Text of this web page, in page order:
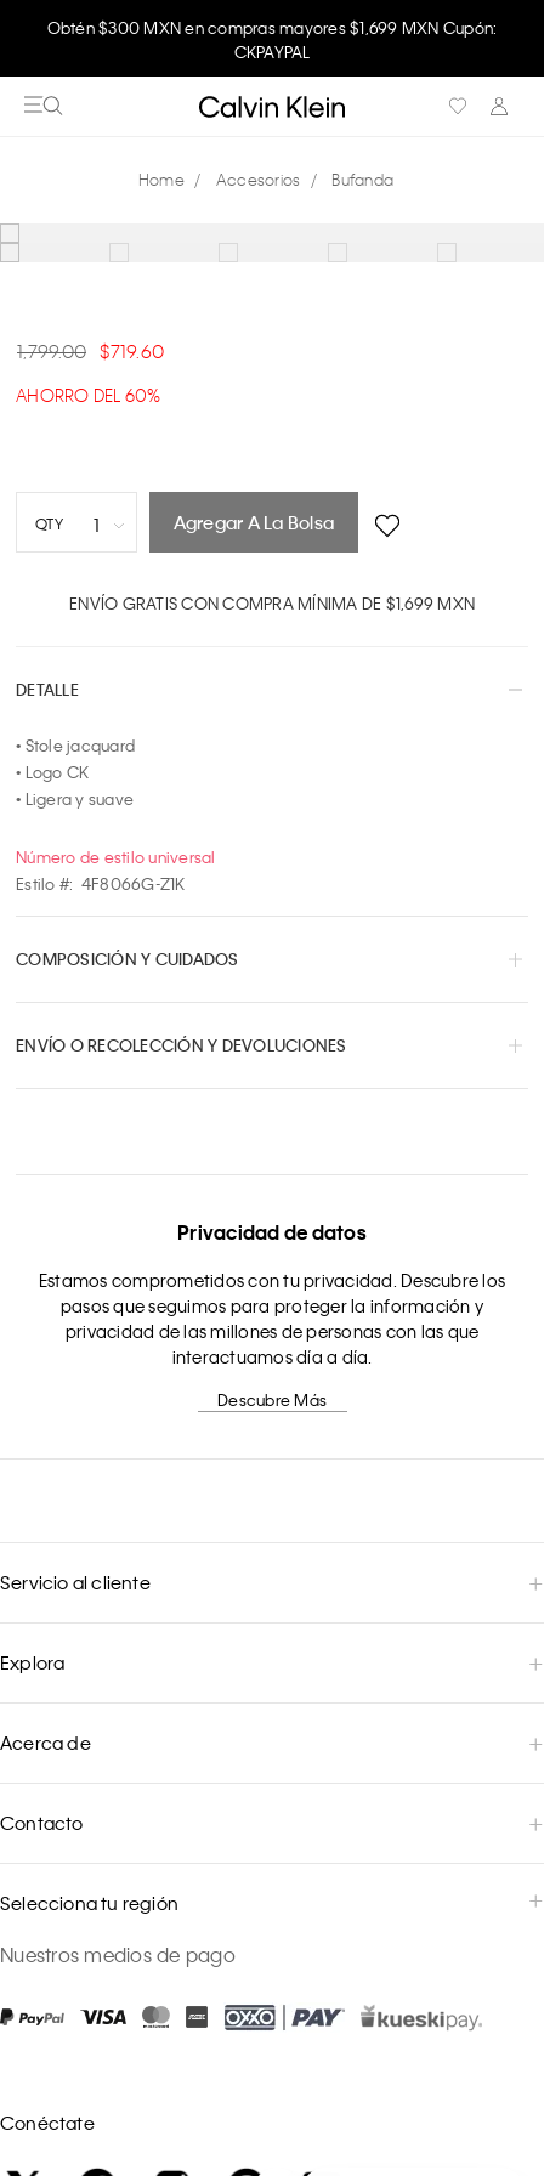
Obtén $300 MXN en compras mayores $1,699 MXN Cupón:
CKPAYPAL
Accesorios Bufanda
1,799.00 719.60
AHORRO DEL 60%
QTY 1
5
7
8
10
Agregar A La Bolsa
ENVÍO GRATIS CON COMPRA MÍNIMA DE $1,699 MXN
DETALLE
• Stole jacquard
• Logo CK
• Ligera y suave
Número de estilo universal
Estilo #: 4F8066G-Z1K
COMPOSICIÓN Y CUIDADOS
ENVÍO O RECOLECCIÓN Y DEVOLUCIONES
Privacidad de datos
Estamos comprometidos con tu privacidad. Descubre los
pasos que seguimos para proteger la información y
privacidad de las millones de personas con las que
interactuamos día a día.
Descubre Más
Servicio al cliente
Explora
Acerca de
Contacto
Selecciona tu región
Nuestros medios de pago
Conéctate